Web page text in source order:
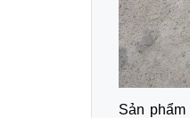
Sản phẩm